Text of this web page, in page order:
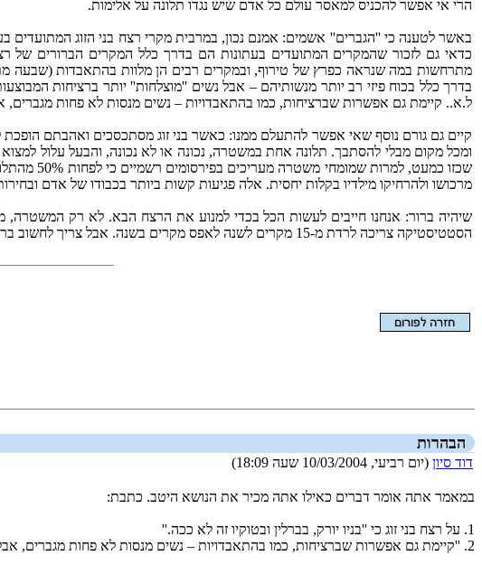
הרי אי אפשר להכניס למאסר עולם כל אדם שיש נגדו תלונה על אלימות.
באשר לטענה כי ''הגברים'' אשמים: אמנם נכון, במרבית מקרי רצח בני הזוג
כדאי גם לזכור שהמקרים המתועדים בעתונות הם בדרך כלל המקרים הברורים
בדרך כלל בכוח פיזי רב יותר מנשותיהם – אבל נשים ''מוצלחות'' יותר ברציחות
ל.א.. קיימת גם אפשרות שברציחות, כמו בהתאבדויות – נשים מנסות לא פחות מגברים,
קיים גם גורם נוסף שאי אפשר להתעלם ממנו: כאשר בני זוג מסתכסכים ואהבתם
ומכל מקום מבלי להסתבך. תלונה אחת במשטרה, נכונה או לא נכונה, והבעל עלול
שכזו
מרכושו ולהרחיקו מילדיו בקלות יחסית. אלה פגיעות קשות ביותר בכבודו של אדם
שיהיה ברור: אנחנו חייבים לעשות הכל בכדי למנוע את הרצח הבא. לא רק המשטרה,
הסטטיסטיקה צריכה לרדת מ-‏15 מקרים לשנה לאפס מקרים בשנה. אבל צריך לחשוב בראש צלול, ובלי סטריאוטיפים.
הבהרות
דוד סיון (יום רביעי, 10/03/2004 שעה 18:09)
במאמר אתה אומר דברים כאילו אתה מכיר את הנושא היטב. כתבת:
1. על רצח בני זוג כי ''בניו יורק, בברלין ובטוקיו זה לא ככה.''
2. ''קיימת גם אפשרות שברציחות, כמו בהתאבדויות – נשים מנסות לא פחות מגברים, אבל לגברים יש פשוט אחוזי ''הצלחה'' יותר גדולים.''